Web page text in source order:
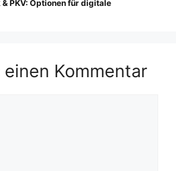
& PKV: Optionen für digitale
Kommentar